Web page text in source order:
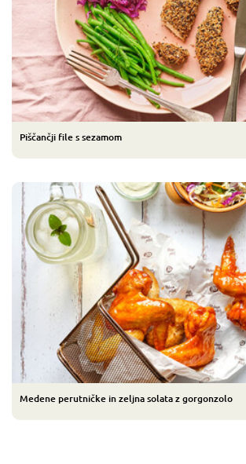
Piščančji file s sezamom
Medene perutničke in zeljna solata z gorgonzolo